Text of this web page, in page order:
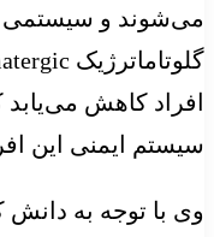
می‌شوند و سیستمی
افراد کاهش
سیستم ایمنی این
وی با توجه به دانش